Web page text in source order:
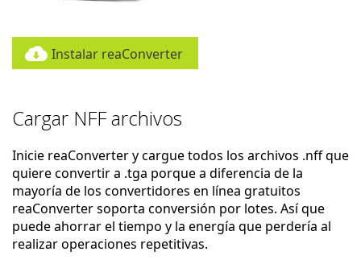
Instalar reaConverter
Cargar NFF archivos
Inicie reaConverter y cargue todos los archivos .nff que
quiere convertir a .tga porque a diferencia de la
mayoría de los convertidores en línea gratuitos
reaConverter soporta conversión por lotes. Así que
puede ahorrar el tiempo y la energía que perdería al
realizar operaciones repetitivas.